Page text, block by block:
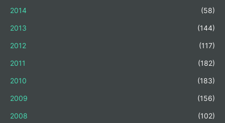
2014 (58)
2013 (144)
2012 (117)
2011 (182)
2010 (183)
2009 (156)
2008 (102)